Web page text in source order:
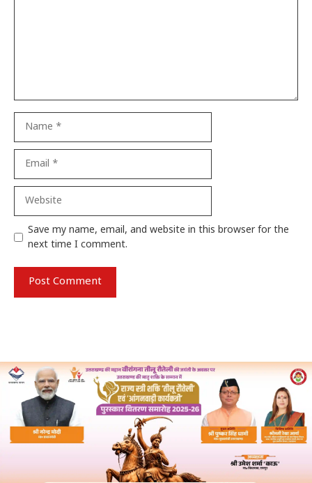
Save my name, email, and website in this browser for the
next time I comment.